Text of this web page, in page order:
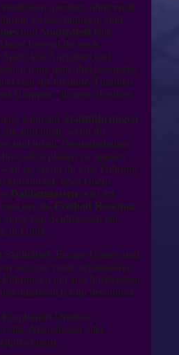
möchtet, ohne euch
zu beschränken, sind
und Stadträtsel eine
bewegt ihr euch
löst Aufgaben und
ganz nebenbei bewusster
sich für Freunde, Familien
Gruppen, die gern draußen
kann auf Stadtführungen
Sie sind ideal, wenn ihr
und lokale Besonderheiten
selbst planen zu müssen.
wird es, wenn ihr eine Führung
kombiniert, etwa einem
Dahliengarten oder im
ins Freibad Rosenau
einfachen Stadtbesuch ein
in Fulda.
Stadträtsel, Escape Games und
sich gut vorab organisieren.
Führungen mit anschließendem
sind besonders
Kombiniert Outdoor-
Abendessen oder